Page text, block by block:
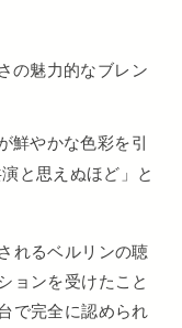
の魅力的なブレン
鮮やかな色彩を引
と思えぬほど」と
れるベルリンの聴
ョンを受けたこと
で完全に認められ